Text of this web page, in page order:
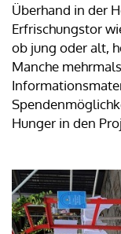
Überhand in der
Erfrischungstor
ob jung oder alt,
Manche
Hunger in den